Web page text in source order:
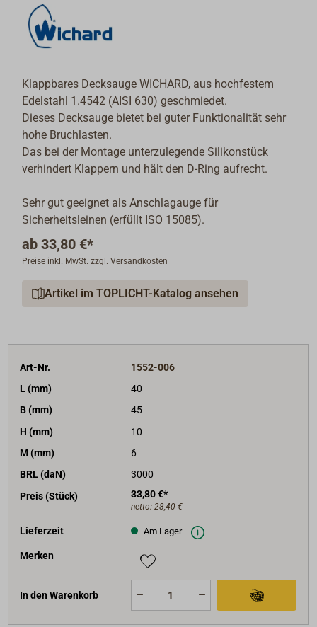
Klappbares Decksauge WICHARD, aus hochfestem
Edelstahl 1.4542 (AISI 630) geschmiedet.
Dieses Decksauge bietet bei guter Funktionalität sehr
hohe Bruchlasten.
Das bei der Montage unterzulegende Silikonstück
verhindert Klappern und hält den D-Ring aufrecht.
Sehr gut geeignet als Anschlagauge für
Sicherheitsleinen (erfüllt ISO 15085).
ab 33,80 €*
Preise inkl. MwSt. zzgl. Versandkosten
Artikel im TOPLICHT-Katalog ansehen
Art-Nr.
1552-006
L (mm)
40
B (mm)
45
H (mm)
10
M (mm)
6
BRL (daN)
3000
Preis (Stück)
33,80 €*
netto: 28,40 €
Lieferzeit Am Lager
Merken
In den Warenkorb